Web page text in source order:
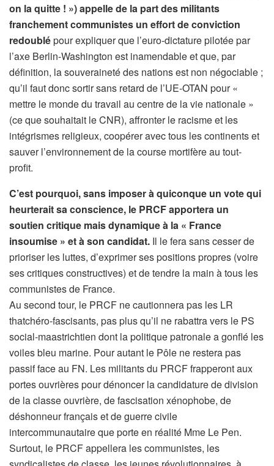
on la quitte ! ») appelle de la part des militants
franchement communistes un effort de conviction
redoublépour expliquer que l’euro-dictature pilotée par
l’axe Berlin-Washington est inamendable et que, par
définition, la souveraineté des nations est non négociable ;
qu’il faut donc sortir sans retard de l’UE-OTAN pour «
mettre le monde du travail au centre de la vie nationale »
(ce que souhaitait le CNR), affronter le racisme et les
intégrismes religieux, coopérer avec tous les continents et
sauver l’environnement de la course mortifère au tout-
profit.
C’est pourquoi, sans imposer à quiconque un vote qui
heurterait sa conscience, le PRCF apportera un
soutien critique mais dynamique à la « France
insoumise » et à son candidat. Il le fera sans cesser de
prioriser les luttes, d’exprimer ses positions propres (voire
ses critiques constructives) et de tendre la main à tous les
communistes de France.
Au second tour, le PRCF ne cautionnera pas les LR
thatchéro-fascisants, pas plus qu’il ne rabattra vers le PS
social-maastrichtien dont la politique patronale a gonflé les
voiles bleu marine. Pour autant le Pôle ne restera pas
passif face au FN. Les militants du PRCF frapperont aux
portes ouvrières pour dénoncer la candidature de division
de la classe ouvrière, de fascisation xénophobe, de
déshonneur français et de guerre civile
intercommunautaire que porte en réalité Mme Le Pen.
Surtout, le PRCF appellera les communistes, les